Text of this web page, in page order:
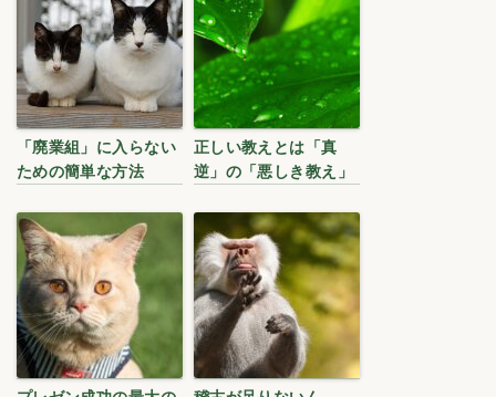
「廃業組」に入らない
ための簡単な方法
正しい教えとは「真
逆」の「悪しき教え」